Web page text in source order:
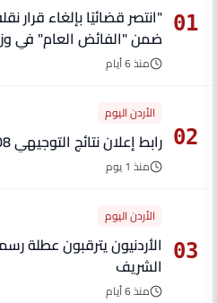
01
ضمن "الفائض العام" في
منذ 6 أيام
02
الأردن اليوم
رابط إعلان نتائج التوجيهي 2008
منذ 1 يوم
03
الأردن اليوم
الأردنيون يترقبون عطلة
الشريف
منذ 6 أيام